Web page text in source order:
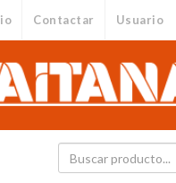
Contactar Usuario